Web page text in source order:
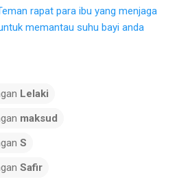
rapat para ibu yang menjaga
memantau suhu bayi anda
Lelaki
maksud
S
Safir